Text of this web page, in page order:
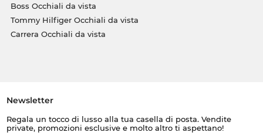
Boss Occhiali da vista
Tommy Hilfiger Occhiali da vista
Carrera Occhiali da vista
Newsletter
Regala un tocco di lusso alla tua casella di posta. Vendite
private, promozioni esclusive e molto altro ti aspettano!